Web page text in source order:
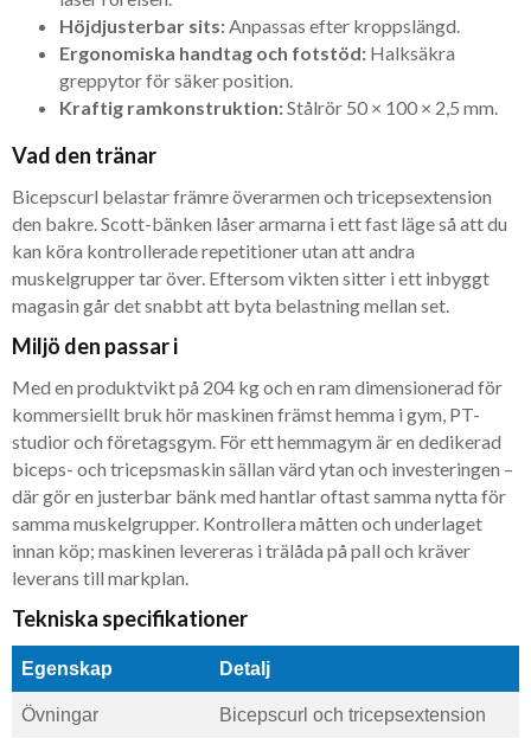
Höjdjusterbar sits:Anpassas efter kroppslängd.
Ergonomiska handtag och fotstöd: Halksäkra
greppytor för säker position.
Kraftig ramkonstruktion:Stålrör 50 × 100 × 2,5 mm.
Vad den tränar
Bicepscurl belastar främre överarmen och tricepsextension
den bakre. Scott-bänken låser armarna i ett fast läge så att du
kan köra kontrollerade repetitioner utan att andra
muskelgrupper tar över. Eftersom vikten sitter i ett inbyggt
magasin går det snabbt att byta belastning mellan set.
Miljö den passar i
Med en produktvikt på 204 kg och en ram dimensionerad för
kommersiellt bruk hör maskinen främst hemma i gym, PT-
studior och företagsgym. För ett hemmagym är en dedikerad
biceps- och tricepsmaskin sällan värd ytan och investeringen –
där gör en justerbar bänk med hantlar oftast samma nytta för
samma muskelgrupper. Kontrollera måtten och underlaget
innan köp; maskinen levereras i trälåda på pall och kräver
leverans till markplan.
Tekniska specifikationer
Egenskap Detalj
Övningar Bicepscurl och tricepsextension